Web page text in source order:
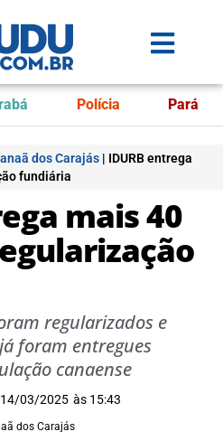
Polícia Pará
dos Carajás | IDURB entrega
fundiária
mais 40
regularizados e
foram entregues
canaense
14/03/2025 às 15:43
dos Carajás